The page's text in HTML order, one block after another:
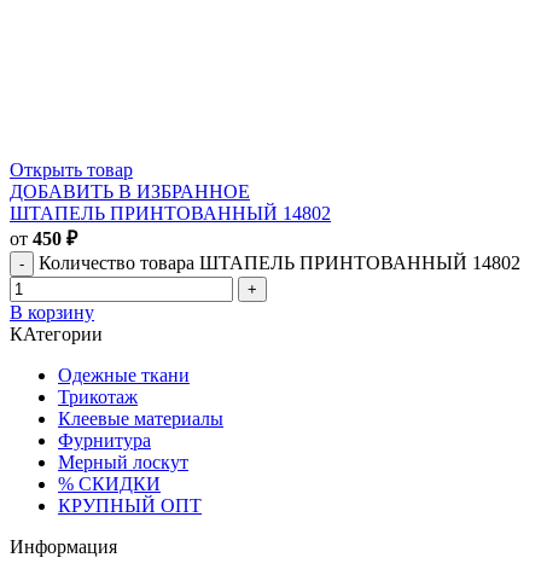
Открыть товар
ДОБАВИТЬ В ИЗБРАННОЕ
ШТАПЕЛЬ ПРИНТОВАННЫЙ 14802
от 450 ₽
Количество товара ШТАПЕЛЬ ПРИНТОВАННЫЙ 14802
В корзину
КАтегории
Одежные ткани
Трикотаж
Клеевые материалы
Фурнитура
Мерный лоскут
% СКИДКИ
КРУПНЫЙ ОПТ
Информация